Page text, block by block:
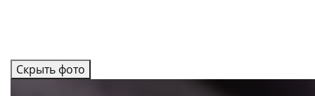
Скрыть фото